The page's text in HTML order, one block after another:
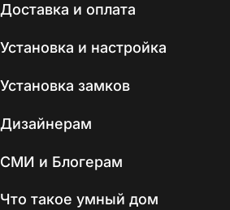
Доставка и оплата
Установка и настройка
Установка замков
Дизайнерам
СМИ и Блогерам
Что такое умный дом